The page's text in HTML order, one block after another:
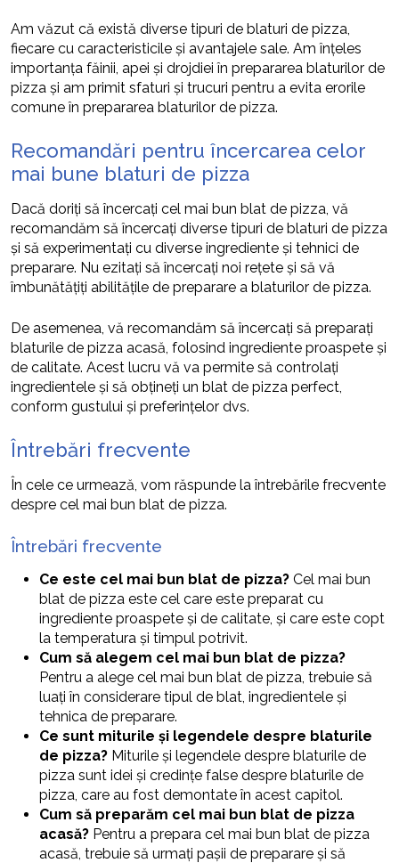
Am văzut că există diverse tipuri de blaturi de pizza,
fiecare cu caracteristicile și avantajele sale. Am înțeles
importanța făinii, apei și drojdiei în prepararea blaturilor de
pizza și am primit sfaturi și trucuri pentru a evita erorile
comune în prepararea blaturilor de pizza.
Recomandări pentru încercarea celor
mai bune blaturi de pizza
Dacă doriți să încercați cel mai bun blat de pizza, vă
recomandăm să încercați diverse tipuri de blaturi de pizza
și să experimentați cu diverse ingrediente și tehnici de
preparare. Nu ezitați să încercați noi rețete și să vă
îmbunătățiți abilitățile de preparare a blaturilor de pizza.
De asemenea, vă recomandăm să încercați să preparați
blaturile de pizza acasă, folosind ingrediente proaspete și
de calitate. Acest lucru vă va permite să controlați
ingredientele și să obțineți un blat de pizza perfect,
conform gustului și preferințelor dvs.
Întrebări frecvente
În cele ce urmează, vom răspunde la întrebările frecvente
despre cel mai bun blat de pizza.
Întrebări frecvente
Ce este cel mai bun blat de pizza? Cel mai bun
blat de pizza este cel care este preparat cu
ingrediente proaspete și de calitate, și care este copt
la temperatura și timpul potrivit.
Cum să alegem cel mai bun blat de pizza?
Pentru a alege cel mai bun blat de pizza, trebuie să
luați în considerare tipul de blat, ingredientele și
tehnica de preparare.
Ce sunt miturile și legendele despre blaturile
de pizza? Miturile și legendele despre blaturile de
pizza sunt idei și credințe false despre blaturile de
pizza, care au fost demontate în acest capitol.
Cum să preparăm cel mai bun blat de pizza
acasă? Pentru a prepara cel mai bun blat de pizza
acasă, trebuie să urmați pașii de preparare și să